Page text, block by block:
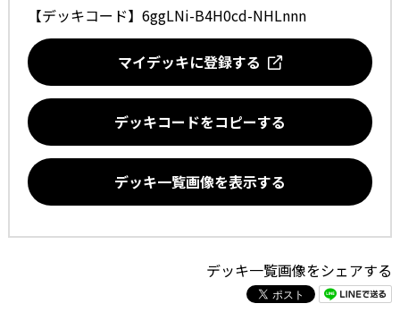
【デッキコード】 6ggLNi-B4H0cd-NHLnnn
マイデッキに登録する
デッキコードをコピーする
デッキ一覧画像を表示する
デッキ一覧画像をシェアする